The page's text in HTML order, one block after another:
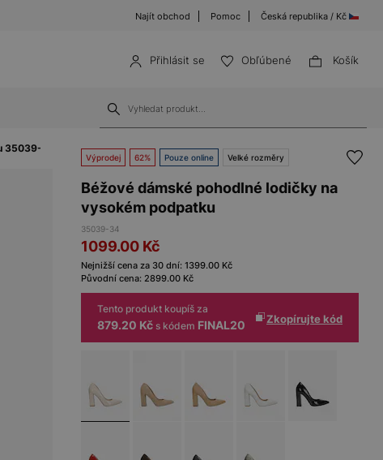
Najít obchod Pomoc Česká republika / Kč
Přihlásit se Obľúbené Košík
35039-34
Výprodej 62% Pouze online Velké rozměry
Béžové dámské pohodlné lodičky na
vysokém podpatku
35039-34
1099.00Kč
Nejnižší cena za 30 dní: 1399.00Kč
Původní cena: 2899.00Kč
Tento produkt koupíš za
879.20 Kčs kódem FINAL20 Zkopírujte kód